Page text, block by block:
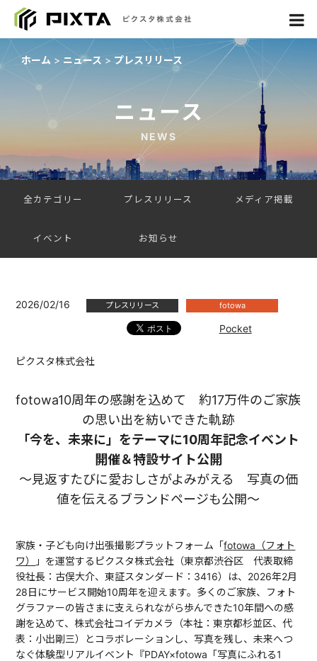
ホーム ニュース プレスリリース
ニュース
NEWS
全カテゴリー プレスリリース メディア掲載
イベント お知らせ
2026/02/16 プレスリリース fotowa
Pocket
ピクスタ株式会社
fotowa10周年の感謝を込めて 約17万件のご家族
の思い出を紡いできた軌跡
「今を、未来に」をテーマに10周年記念イベント
開催＆特設サイト公開
〜見返すたびに愛おしさがよみがえる 写真の価
値を伝えるブランドページも公開〜
家族・子ども向け出張撮影プラットフォーム「fotowa（フォト
ワ）
」を運営するピクスタ株式会社（東京都渋谷区 代表取締
役社長：古俣大介、東証スタンダード：3416）​​は、2026年2月
28日にサービス開始10周年を迎えます。多くのご家族、フォト
グラファーの皆さまに支えられながら歩んできた10年間への感
謝を込めて、株式会社コイデカメラ（本社：東京都杉並区、代
表：小出剛三）とコラボレーションし、写真を残し、未来へつ
なぐ体験型リアルイベント『PDAY×fotowa「写真にふれる1